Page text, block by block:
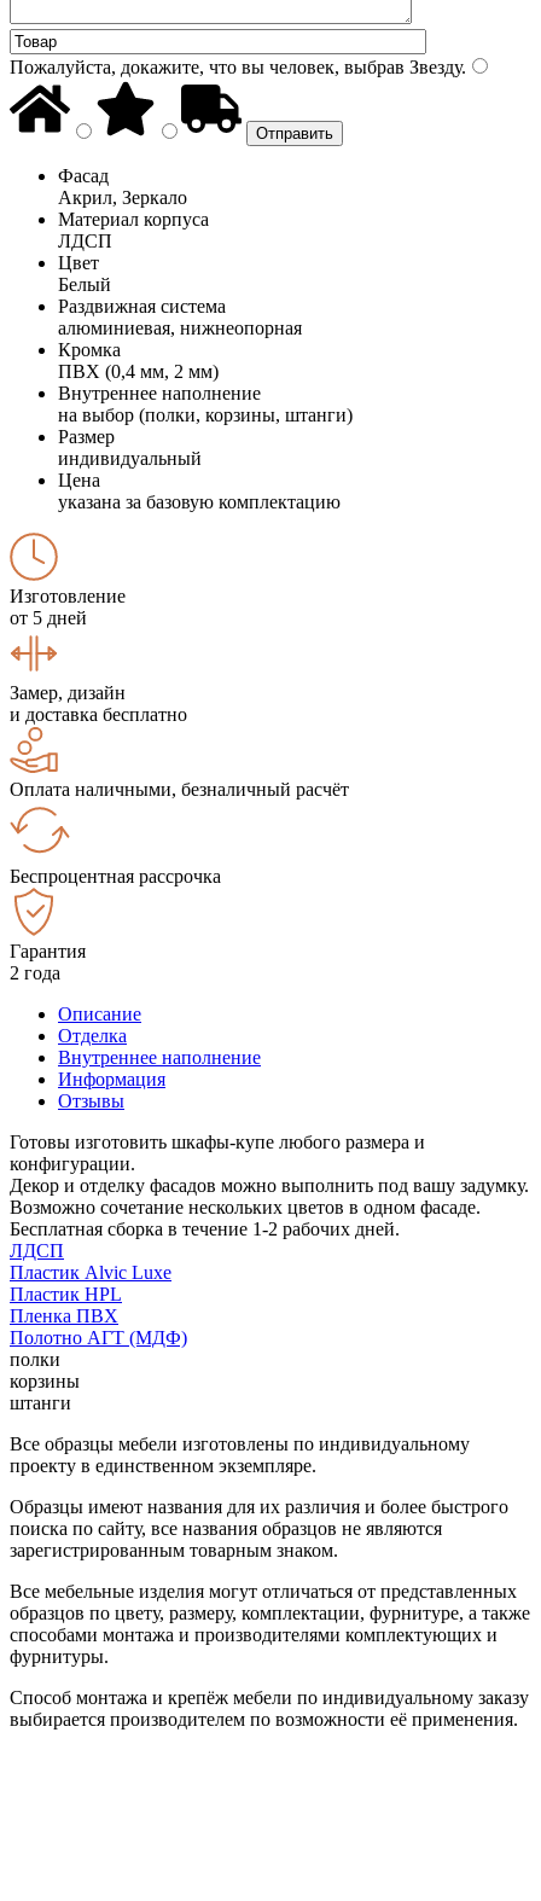
Пожалуйста, докажите, что вы человек, выбрав Звезду.
Фасад
Акрил, Зеркало
Материал корпуса
ЛДСП
Цвет
Белый
Раздвижная система
алюминиевая, нижнеопорная
Кромка
ПВХ (0,4 мм, 2 мм)
Внутреннее наполнение
на выбор (полки, корзины, штанги)
Размер
индивидуальный
Цена
указана за базовую комплектацию
Изготовление
от 5 дней
Замер, дизайн
и доставка бесплатно
Оплата наличными, безналичный расчёт
Беспроцентная рассрочка
Гарантия
2 года
Описание
Отделка
Внутреннее наполнение
Информация
Отзывы
Готовы изготовить шкафы-купе любого размера и
конфигурации.
Декор и отделку фасадов можно выполнить под вашу задумку.
Возможно сочетание нескольких цветов в одном фасаде.
Бесплатная сборка в течение 1-2 рабочих дней.
ЛДСП
Пластик Alvic Luxe
Пластик HPL
Пленка ПВХ
Полотно АГТ (МДФ)
полки
корзины
штанги
Все образцы мебели изготовлены по индивидуальному
проекту в единственном экземпляре.
Образцы имеют названия для их различия и более быстрого
поиска по сайту, все названия образцов не являются
зарегистрированным товарным знаком.
Все мебельные изделия могут отличаться от представленных
образцов по цвету, размеру, комплектации, фурнитуре, а также
способами монтажа и производителями комплектующих и
фурнитуры.
Способ монтажа и крепёж мебели по индивидуальному заказу
выбирается производителем по возможности её применения.